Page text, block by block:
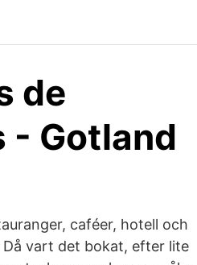
de
- Gotland
caféer, hotell och
Då vart det bokat, efter lite